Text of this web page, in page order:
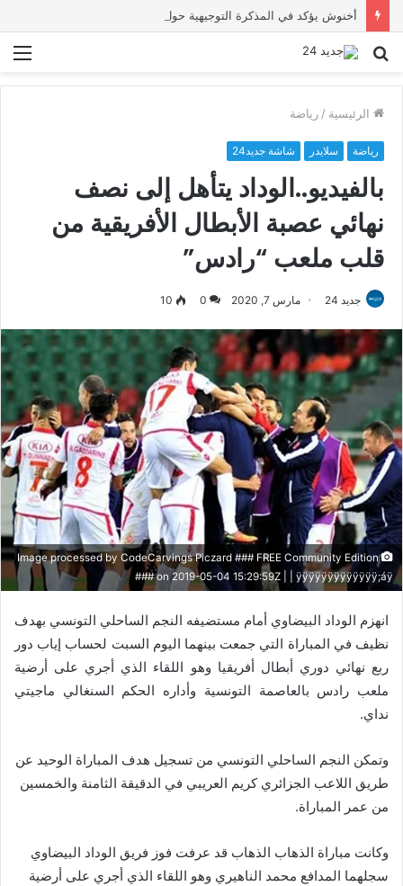
بحث
الرئيسية / رياضة
رياضة سلايدر شاشة جديد24
بالفيديو..الوداد يتأهل إلى نصف
نهائي عصبة الأبطال الأفريقية من
قلب ملعب “رادس”
جديد 24 مارس 7, 2020 0
10
Image processed by CodeCarvings Piczard ### FREE Community Edition
### on 2019-05-04 15:29:59Z | | ÿÿÿÿÿÿÿÿÿÿÿÿÿ;áÿ
انهزم الوداد البيضاوي أمام مستضيفه النجم الساحلي التونسي بهدف
نظيف في المباراة التي جمعت بينهما اليوم السبت لحساب إياب دور
ربع نهائي دوري أبطال أفريقيا وهو اللقاء الذي أجري على أرضية
ملعب رادس بالعاصمة التونسية وأداره الحكم السنغالي ماجيتي
نداي.
وتمكن النجم الساحلي التونسي من تسجيل هدف المباراة الوحيد عن
طريق اللاعب الجزائري كريم العريبي في الدقيقة الثامنة والخمسين
من عمر المباراة.
وكانت مباراة الذهاب الذهاب قد عرفت فوز فريق الوداد البيضاوي
سجلهما المدافع محمد الناهيري وهو اللقاء الذي أجري على أرضية